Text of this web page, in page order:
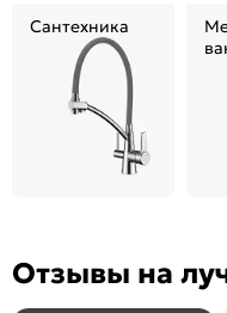
Сантехника
Отзывы на